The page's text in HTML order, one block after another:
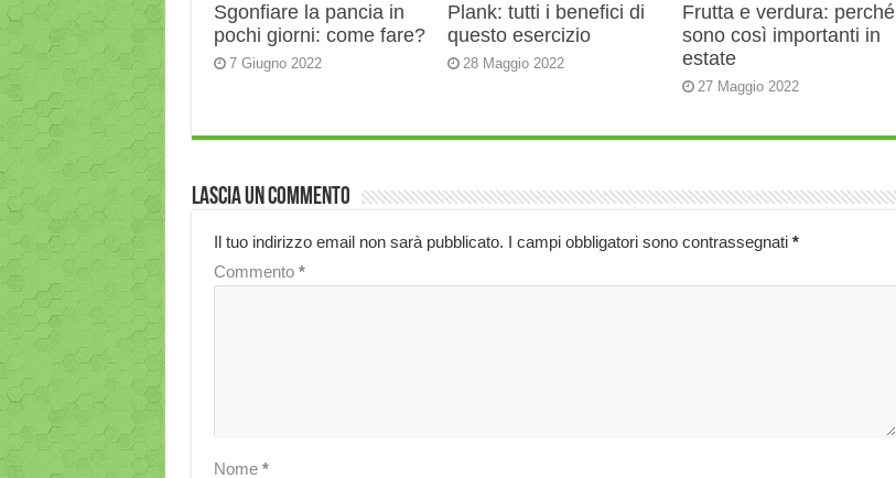
Sgonfiare la pancia in
pochi giorni: come fare?
7 Giugno 2022
Plank: tutti i benefici di
questo esercizio
28 Maggio 2022
Frutta e verdura: perché
sono così importanti in
estate
27 Maggio 2022
Lascia un commento
Il tuo indirizzo email non sarà pubblicato. I campi obbligatori sono contrassegnati *
Commento *
Nome *